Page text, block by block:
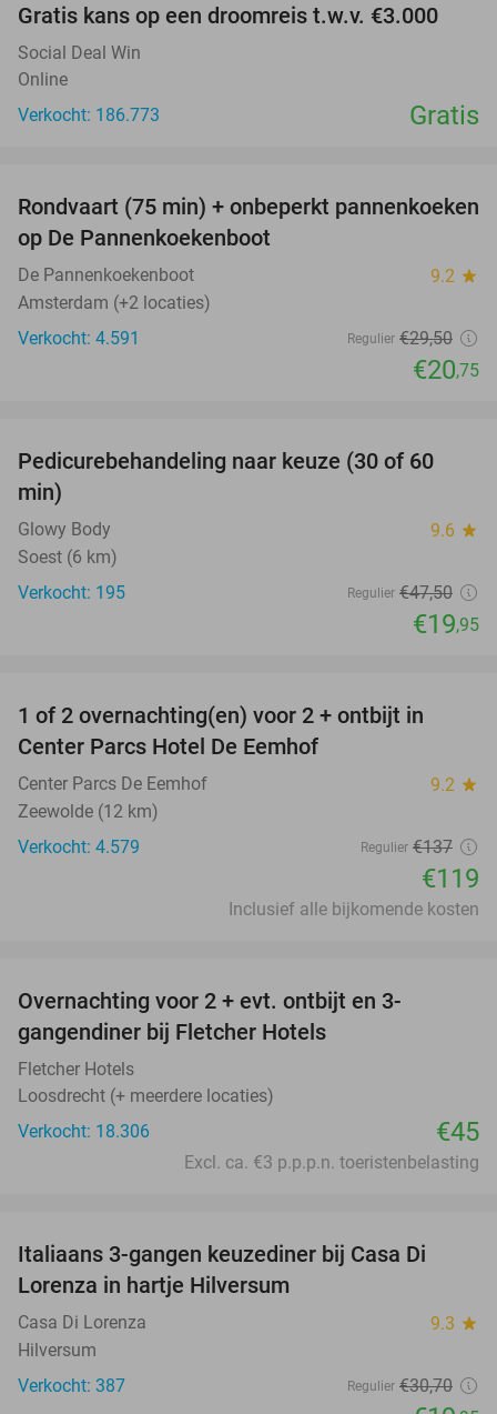
Gratis kans op een droomreis t.w.v. €3.000
Social Deal Win
Online
Verkocht: 186.773
Gratis
30%
Rondvaart (75 min) + onbeperkt pannenkoeken
op De Pannenkoekenboot
De Pannenkoekenboot 9.2 star
Amsterdam (+2 locaties)
Verkocht: 4.591
Regulier €29,50
€20,75
58%
Pedicurebehandeling naar keuze (30 of 60
min)
Glowy Body 9.6 star
Soest (6 km)
Verkocht: 195
Regulier €47,50
€19,95
1 of 2 overnachting(en) voor 2 + ontbijt in
Center Parcs Hotel De Eemhof
Center Parcs De Eemhof 9.2 star
Zeewolde (12 km)
Verkocht: 4.579
Regulier €137
€119
Inclusief alle bijkomende kosten
Overnachting voor 2 + evt. ontbijt en 3-
gangendiner bij Fletcher Hotels
Fletcher Hotels
Loosdrecht (+ meerdere locaties)
Verkocht: 18.306
€45
Excl. ca. €3 p.p.p.n. toeristenbelasting
Italiaans 3-gangen keuzediner bij Casa Di
Lorenza in hartje Hilversum
Casa Di Lorenza 9.3 star
Hilversum
Verkocht: 387
Regulier €30,70